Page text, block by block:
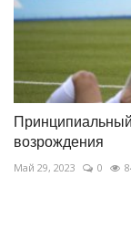
возрождения
Май 29, 2023 0